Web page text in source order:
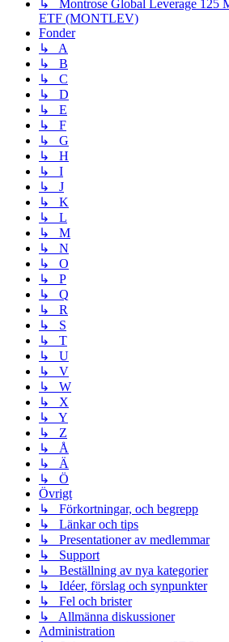
↳ Montrose Global Leverage 125
ETF (MONTLEV)
Fonder
↳ A
↳ B
↳ C
↳ D
↳ E
↳ F
↳ G
↳ H
↳ I
↳ J
↳ K
↳ L
↳ M
↳ N
↳ O
↳ P
↳ Q
↳ R
↳ S
↳ T
↳ U
↳ V
↳ W
↳ X
↳ Y
↳ Z
↳ Å
↳ Ä
↳ Ö
Övrigt
↳ Förkortningar, och begrepp
↳ Länkar och tips
↳ Presentationer av medlemmar
↳ Support
↳ Beställning av nya kategorier
↳ Idéer, förslag och synpunkter
↳ Fel och brister
↳ Allmänna diskussioner
Administration